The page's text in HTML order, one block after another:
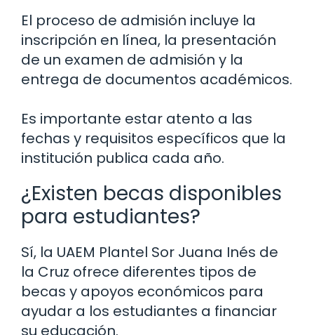
El proceso de admisión incluye la
inscripción en línea, la presentación
de un examen de admisión y la
entrega de documentos académicos.
Es importante estar atento a las
fechas y requisitos específicos que la
institución publica cada año.
¿Existen becas disponibles
para estudiantes?
Sí, la UAEM Plantel Sor Juana Inés de
la Cruz ofrece diferentes tipos de
becas y apoyos económicos para
ayudar a los estudiantes a financiar
su educación.